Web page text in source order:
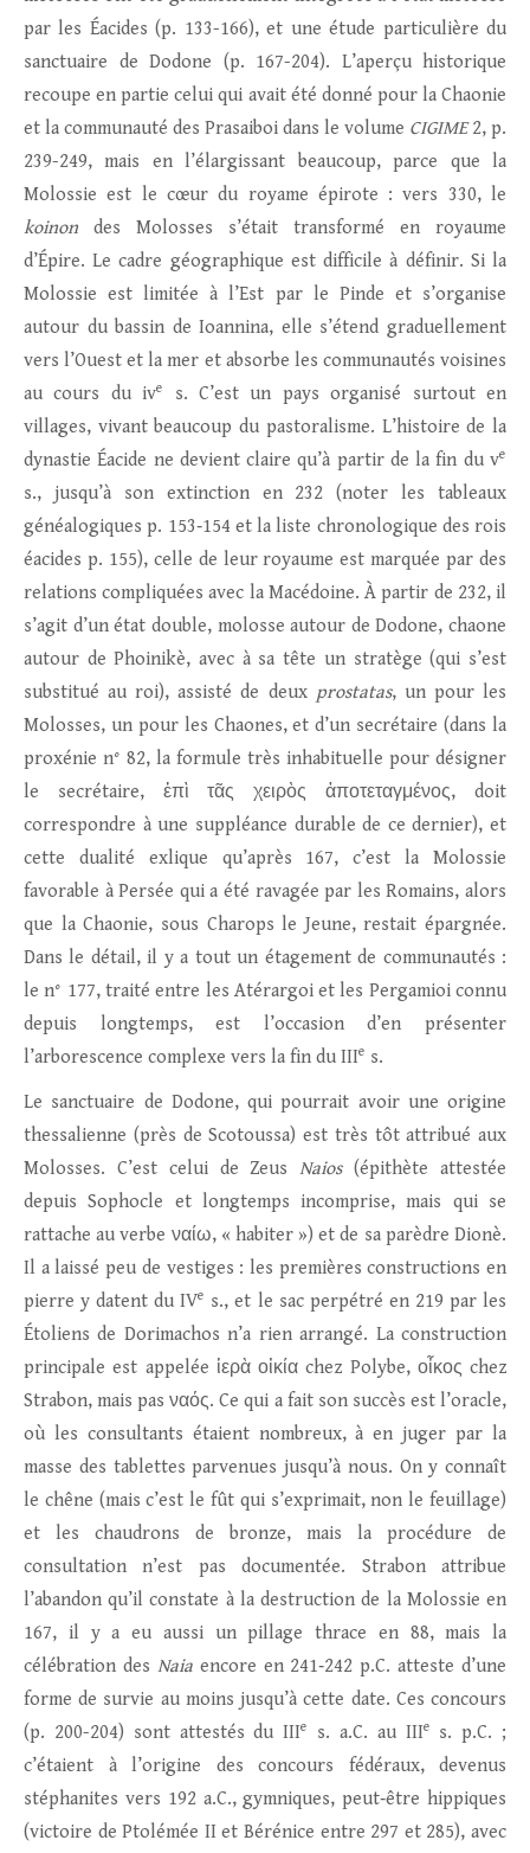
par les Éacides (p. 133-166), et une étude particulière du
sanctuaire de Dodone (p. 167-204). L’aperçu historique
recoupe en partie celui qui avait été donné pour la Chaonie
et la communauté des Prasaiboi dans le volume CIGIME2, p.
239-249, mais en l’élargissant beaucoup, parce que la
Molossie est le cœur du royame épirote : vers 330, le
koinon des Molosses s’était transformé en royaume
d’Épire. Le cadre géographique est difficile à définir. Si la
Molossie est limitée à l’Est par le Pinde et s’organise
autour du bassin de Ioannina, elle s’étend graduellement
vers l’Ouest et la mer et absorbe les communautés voisines
au cours du ive
s. C’est un pays organisé surtout en
villages, vivant beaucoup du pastoralisme. L’histoire de la
dynastie Éacide ne devient claire qu’à partir de la fin du ve
s., jusqu’à son extinction en 232 (noter les tableaux
généalogiques p. 153‑154 et la liste chronologique des rois
éacides p. 155), celle de leur royaume est marquée par des
relations compliquées avec la Macédoine. À partir de 232, il
s’agit d’un état double, molosse autour de Dodone, chaone
autour de Phoinikè, avec à sa tête un stratège (qui s’est
substitué au roi), assisté de deux prostatas, un pour les
Molosses, un pour les Chaones, et d’un secrétaire (dans la
proxénie n° 82, la formule très inhabituelle pour désigner
le secrétaire, ἐπὶ τᾶς χειρὸς ἀποτεταγμένος, doit
correspondre à une suppléance durable de ce dernier), et
cette dualité exlique qu’après 167, c’est la Molossie
favorable à Persée qui a été ravagée par les Romains, alors
que la Chaonie, sous Charops le Jeune, restait épargnée.
Dans le détail, il y a tout un étagement de communautés :
le n° 177, traité entre les Atérargoi et les Pergamioi connu
depuis longtemps, est l’occasion d’en présenter
l’arborescence complexe vers la fin du IIIe s.
Le sanctuaire de Dodone, qui pourrait avoir une origine
thessalienne (près de Scotoussa) est très tôt attribué aux
Molosses. C’est celui de ZeusNaios(épithète attestée
depuis Sophocle et longtemps incomprise, mais qui se
rattache au verbe ναίω, « habiter ») et de sa parèdre Dionè.
Il a laissé peu de vestiges : les premières constructions en
pierre y datent du IVe s., et le sac perpétré en 219 par les
Étoliens de Dorimachos n’a rien arrangé. La construction
principale est appelée ἱερὰ οἰκία chez Polybe, οἶκος chez
Strabon, mais pas ναός. Ce qui a fait son succès est l’oracle,
où les consultants étaient nombreux, à en juger par la
masse des tablettes parvenues jusqu’à nous. On y connaît
le chêne (mais c’est le fût qui s’exprimait, non le feuillage)
et les chaudrons de bronze, mais la procédure de
consultation n’est pas documentée. Strabon attribue
l’abandon qu’il constate à la destruction de la Molossie en
167, il y a eu aussi un pillage thrace en 88, mais la
célébration des Naiaencore en 241‑242 p.C. atteste d’une
forme de survie au moins jusqu’à cette date. Ces concours
(p. 200-204) sont attestés du IIIe s. a.C. au IIIe
s. p.C. ;
c’étaient à l’origine des concours fédéraux, devenus
stéphanites vers 192 a.C., gymniques, peut‑être hippiques
(victoire de Ptolémée II et Bérénice entre 297 et 285), avec